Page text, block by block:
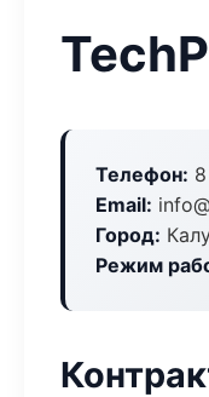
Телефон:
Email:
Город:
Режим